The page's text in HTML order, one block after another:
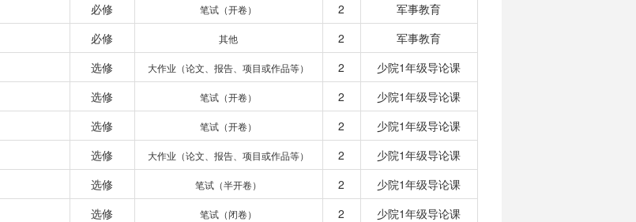
必修 笔试（开卷） 2
军事教育
必修 其他 2
军事教育
选修 大作业（论文、报告、项目或作品等） 2
少院1年级导论课
选修 笔试（开卷） 2
少院1年级导论课
选修 笔试（开卷） 2
少院1年级导论课
选修 大作业（论文、报告、项目或作品等） 2
少院1年级导论课
选修 笔试（半开卷） 2
少院1年级导论课
选修 笔试（闭卷） 2
少院1年级导论课